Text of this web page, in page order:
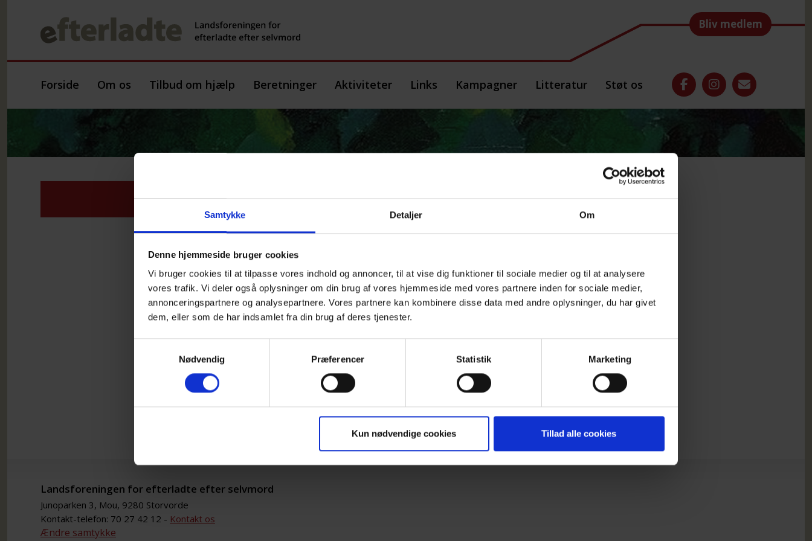
Samtykke Detaljer Om
Denne hjemmeside bruger cookies
Vi bruger cookies til at tilpasse vores indhold og annoncer, til at vise dig funktioner til sociale medier og til at analysere
vores trafik. Vi deler også oplysninger om din brug af vores hjemmeside med vores partnere inden for sociale medier,
annonceringspartnere og analysepartnere. Vores partnere kan kombinere disse data med andre oplysninger, du har givet
dem, eller som de har indsamlet fra din brug af deres tjenester.
Nødvendig
Præferencer Statistik Marketing
Kun nødvendige cookies Tillad alle cookies
Bliv medlem
Forside Om os Tilbud om hjælp Beretninger Aktiviteter Links Kampagner Litteratur Støt os
Efterladte Nyhedsbrev APR 2025_web
Landsforeningen for efterladte efter selvmord
Junoparken 3, Mou, 9280 Storvorde
Kontakt-telefon: 70 27 42 12 - Kontakt os
Ændre samtykke